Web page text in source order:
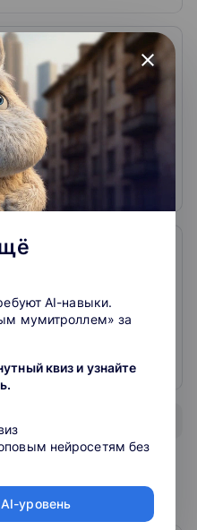
Павловна
учету организаций
совета
при Минфине
сфере,
close
AI-навыки.
мумитроллем» за
квиз и узнайте
нейросетям без
уровень